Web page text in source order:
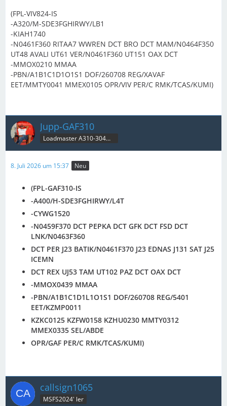
(FPL-VIV824-IS
-A320/M-SDE3FGHIRWY/LB1
-KIAH1740
-N0461F360 RITAA7 WWREN DCT BRO DCT MAM/N0464F350
UT48 AVALI UT61 VER/N0461F360 UT151 OAX DCT
-MMOX0210 MMAA
-PBN/A1B1C1D1O1S1 DOF/260708 REG/XAVAF
EET/MMTY0041 MMEX0105 OPR/VIV PER/C RMK/TCAS/KUMI)
Jupp-GAF310
Loadmaster A310-304MRT & B707C
8. Juli 2026 um 15:37 Neu
(FPL-GAF310-IS
-A400/H-SDE3FGHIRWY/L4T
-CYWG1520
-N0459F370 DCT PEPKA DCT GFK DCT FSD DCT
LNK/N0463F360
DCT PER J23 BATIK/N0461F370 J23 EDNAS J131 SAT J25
ICEMN
DCT REX UJ53 TAM UT102 PAZ DCT OAX DCT
-MMOX0439 MMAA
-PBN/A1B1C1D1L1O1S1 DOF/260708 REG/5401
EET/KZMP0011
KZKC0125 KZFW0158 KZHU0230 MMTY0312
MMEX0335 SEL/ABDE
OPR/GAF PER/C RMK/TCAS/KUMI)
callsign1065
MSFS2024' ler